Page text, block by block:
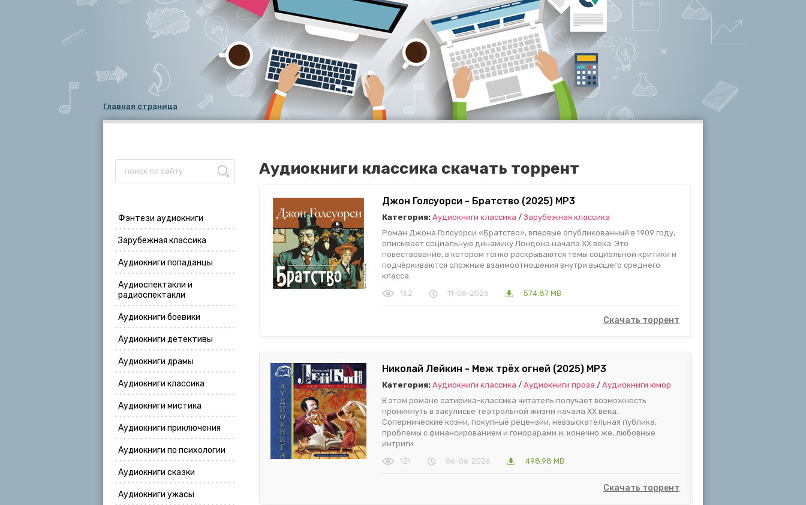
Главная страница
Фэнтези аудиокниги
Зарубежная классика
Аудиокниги попаданцы
Аудиоспектакли и
радиоспектакли
Аудиокниги боевики
Аудиокниги детективы
Аудиокниги драмы
Аудиокниги классика
Аудиокниги мистика
Аудиокниги приключения
Аудиокниги по психологии
Аудиокниги сказки
Аудиокниги ужасы
Аудиокниги классика скачать торрент
Джон Голсуорси - Братство (2025) МР3
Категория: Аудиокниги классика / Зарубежная классика
Роман Джона Голсуорси «Братство», впервые опубликованный в 1909 году,
описывает социальную динамику Лондона начала XX века. Это
повествование, в котором тонко раскрываются темы социальной критики и
подчёркиваются сложные взаимоотношения внутри высшего среднего
класса.
162
11-06-2026 574.87 MB
Скачать торрент
Николай Лейкин - Меж трёх огней (2025) MP3
Категория: Аудиокниги классика / Аудиокниги проза / Аудиокниги юмор
В этом романе сатирика-классика читатель получает возможность
проникнуть в закулисье театральной жизни начала XX века.
Сопернические козни, покупные рецензии, невзыскательная публика,
проблемы с финансированием и гонорарами и, конечно же, любовные
интриги.
121
06-06-2026 498.98 MB
Скачать торрент